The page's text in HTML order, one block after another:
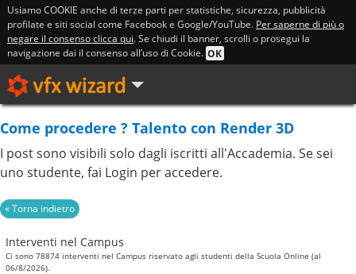
Usiamo COOKIE anche di terze parti per statistiche, sicurezza, pubblicità
profilate e siti social come Facebook e Google/YouTube. Per saperne di più o
negare il consenso clicca qui. Se chiudi il banner, scrolli o prosegui la
navigazione dai il consenso all’uso di Cookie. OK
Come procedere ? Talento con Render 3D
I post sono visibili solo dagli iscritti all'Accademia. Se sei
uno studente, fai Login per accedere.
Interventi nel Campus
Ci sono 78874 interventi nel Campus riservato agli studenti della Scuola Online (al
06/8/2026).